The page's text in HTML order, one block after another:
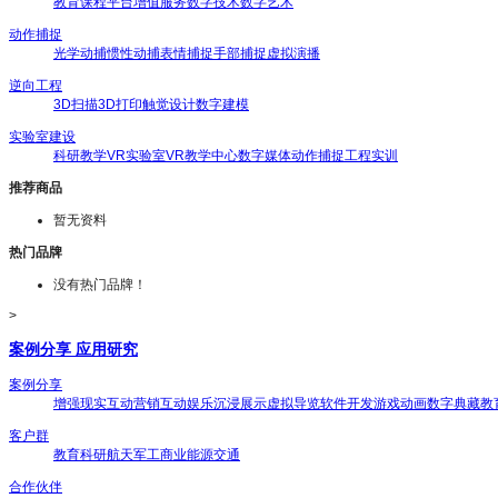
动作捕捉
光学动捕惯性动捕表情捕捉手部捕捉虚拟演播
逆向工程
3D扫描3D打印触觉设计数字建模
实验室建设
科研教学VR实验室VR教学中心数字媒体动作捕捉工程实训
推荐商品
暂无资料
热门品牌
没有热门品牌！
>
案例分享 应用研究
案例分享
增强现实互动营销互动娱乐沉浸展示虚拟导览软件开发游戏动画数字典藏教
客户群
教育科研航天军工商业能源交通
合作伙伴